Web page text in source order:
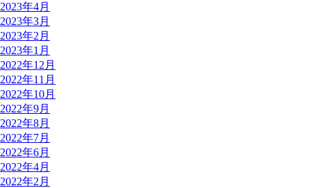
2023年4月
2023年3月
2023年2月
2023年1月
2022年12月
2022年11月
2022年10月
2022年9月
2022年8月
2022年7月
2022年6月
2022年4月
2022年2月